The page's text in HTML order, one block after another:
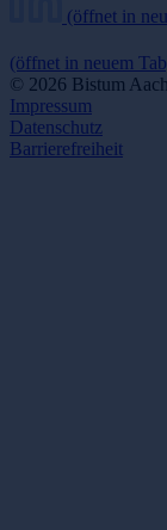
(öffnet in
(öffnet in neuem
© 2026 Bistum
Impressum
Datenschutz
Barrierefreiheit